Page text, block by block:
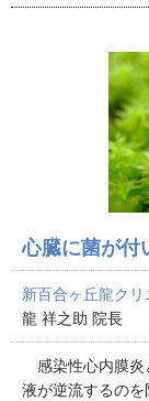
心臓に菌が付
新百合ヶ丘龍クリ
龍 祥之助 院長
感染性心内膜炎
液が逆流するの